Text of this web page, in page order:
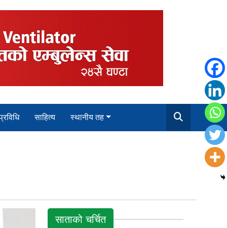
साहित्य स्थानीय तह
साताको चर्चित